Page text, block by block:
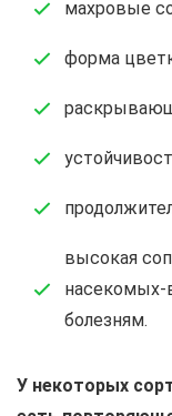
махровые
форма
высокая
насекомых-
болезням.
У некоторых